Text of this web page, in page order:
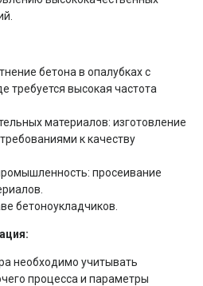
бетона в опалубках с
требуется высокая частота
материалов: изготовление
к качеству
просеивание
бетоноукладчиков.
необходимо учитывать
процесса и параметры